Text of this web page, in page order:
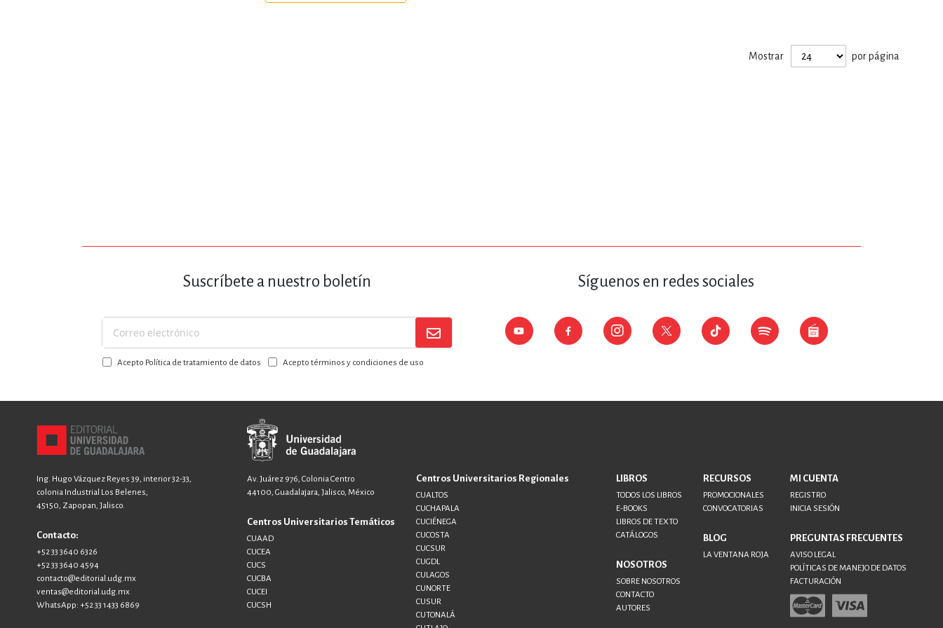
TECNOLOGÍA, INGENIERÍA, AGRICULTURA
Mostrar por página
Suscríbete a nuestro boletín
Suscríbase
a
nuestroAcepto Política de tratamiento de datos Acepto términos y condiciones de uso
Síguenos en redes sociales
Ing. Hugo Vázquez Reyes 39, interior 32-33,
colonia Industrial Los Belenes,
45150, Zapopan, Jalisco.
Contacto:
+52 33 3640 6326
+52 33 3640 4594
contacto@editorial.udg.mx
ventas@editorial.udg.mx
WhatsApp: +52 33 1433 6869
Av. Juárez 976, Colonia Centro
44100, Guadalajara, Jalisco, México
Centros Universitarios Temáticos
CUAAD
CUCEA
CUCS
CUCBA
CUCEI
CUCSH
Centros Universitarios Regionales
CUALTOS
CUCHAPALA
CUCIÉNEGA
CUCOSTA
CUCSUR
CUGDL
CULAGOS
CUNORTE
CUSUR
CUTONALÁ
LIBROS
TODOS LOS LIBROS
E-BOOKS
LIBROS DE TEXTO
CATÁLOGOS
NOSOTROS
SOBRE NOSOTROS
CONTACTO
AUTORES
RECURSOS
PROMOCIONALES
CONVOCATORIAS
BLOG
LA VENTANA ROJA
MI CUENTA
REGISTRO
INICIA SESIÓN
PREGUNTAS FRECUENTES
AVISO LEGAL
POLÍTICAS DE MANEJO DE DATOS
FACTURACIÓN